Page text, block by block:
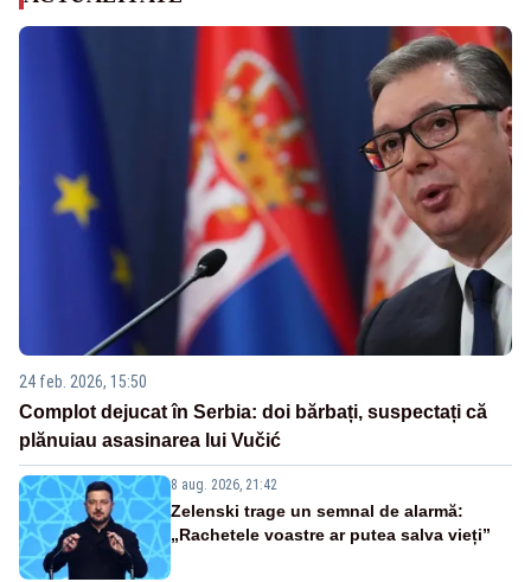
24 feb. 2026, 15:50
Complot dejucat în Serbia: doi bărbați, suspectați că
plănuiau asasinarea lui Vučić
8 aug. 2026, 21:42
Zelenski trage un semnal de alarmă:
„Rachetele voastre ar putea salva vieți”